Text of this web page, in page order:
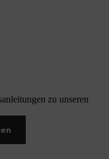
zu unseren